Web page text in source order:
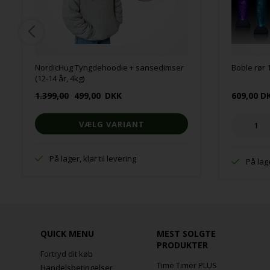
NordicHug Tyngdehoodie + sansedimser
(12-14 år, 4kg)
1.399,00 499,00 DKK
VÆLG VARIANT
På lager, klar til levering
Boble rør
609,00
På
QUICK MENU
Fortryd dit køb
Handelsbetingelser
MEST SOLGTE
PRODUKTER
Time Timer PLUS